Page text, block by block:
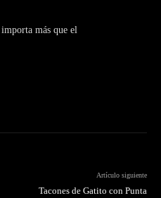
más que el
Artículo siguiente
Tacones de Gatito con Punta